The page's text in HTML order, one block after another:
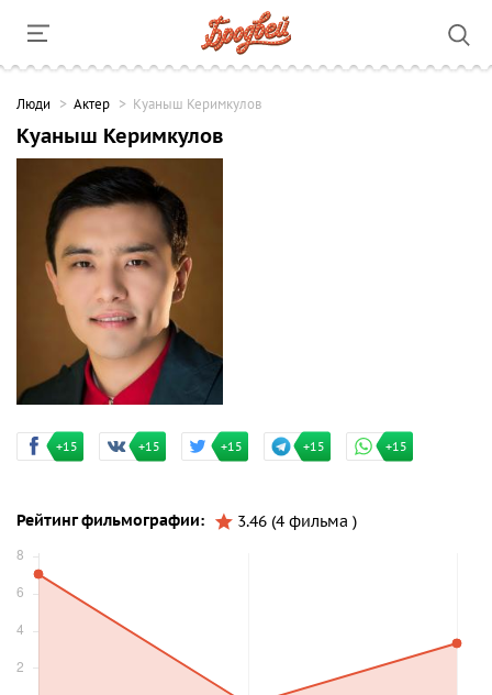
Люди Актер Куаныш Керимкулов
Куаныш Керимкулов
+15 +15 +15 +15 +15
Рейтинг фильмографии: 3.46 (4 фильма )